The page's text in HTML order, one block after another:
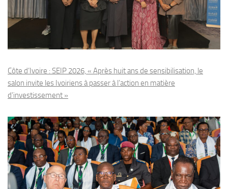
Côte d’Ivoire : SEIP 2026, « Après huit ans de sensibilisation, le
salon invite les Ivoiriens à passer à l’action en matière
d’investissement »